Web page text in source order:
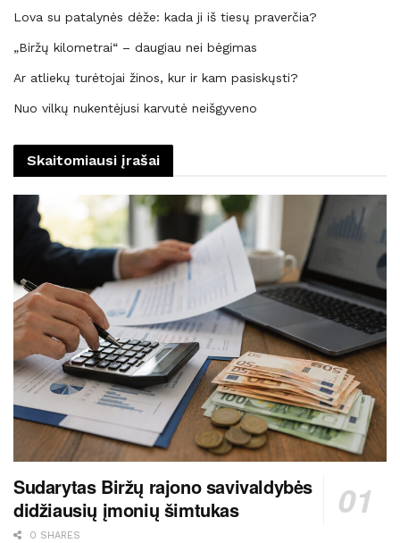
Lova su patalynės dėže: kada ji iš tiesų praverčia?
„Biržų kilometrai“ – daugiau nei bėgimas
Ar atliekų turėtojai žinos, kur ir kam pasiskųsti?
Nuo vilkų nukentėjusi karvutė neišgyveno
Skaitomiausi įrašai
Sudarytas Biržų rajono savivaldybės
didžiausių įmonių šimtukas
0 SHARES